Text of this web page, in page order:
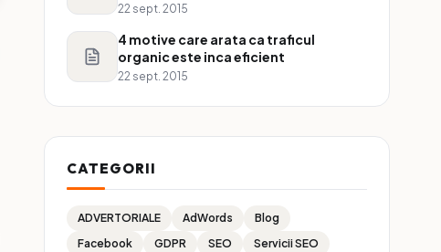
22 sept. 2015
4 motive care arata ca traficul
organic este inca eficient
22 sept. 2015
CATEGORII
ADVERTORIALE AdWords
Blog
Facebook
GDPR SEO
Servicii SEO